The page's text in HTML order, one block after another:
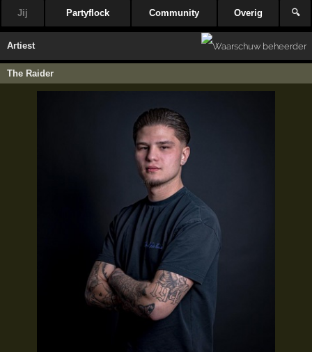
Jij Partyflock Community Overig 🔍
Artiest
The Raider